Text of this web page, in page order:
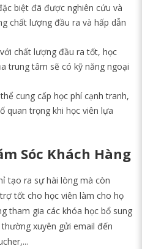
biệt đã được nghiên cứu và
chất lượng đầu ra và hấp dẫn
chất lượng đầu ra tốt, học
trung tâm sẽ có kỹ năng ngoại
cung cấp học phí cạnh tranh,
quan trọng khi học viên lựa
Sóc Khách Hàng
tạo ra sự hài lòng mà còn
tốt cho học viên làm cho họ
tham gia các khóa học bổ sung
xuyên gửi email đến